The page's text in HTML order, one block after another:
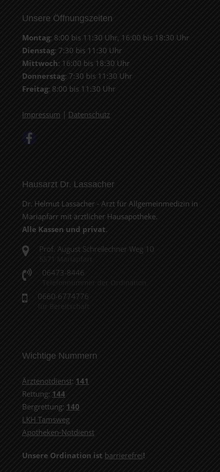
Unsere Öffnungszeiten
Montag: 8:00 bis 11:30 Uhr, 16:00 bis 18:30 Uhr
Dienstag: 7:30 bis 11:30 Uhr
Mittwoch: 16:00 bis 18:30 Uhr
Donnerstag: 7:30 bis 11:30 Uhr
Freitag: 8:00 bis 11:30 Uhr
Impressum | Datenschutz
Hausarzt Dr. Lassacher
Dr. Helmut Lassacher - Arzt für Allgemeinmedizin in
Mariapfarr mit ärztlicher Hausapotheke.
Alle Kassen und privat.
Prof. August Schreilechner Weg 10
5571 Mariapfarr
06473-8446
Telefonnummer der Ordination
0660-6774776
für Bereitschaft
Wichtige Nummern
Ärztenotdienst: 141
Rettung: 144
Bergrettung: 140
LKH Tamsweg
Apotheken-Notdienst
Unsere Ordination ist barrierefrei!